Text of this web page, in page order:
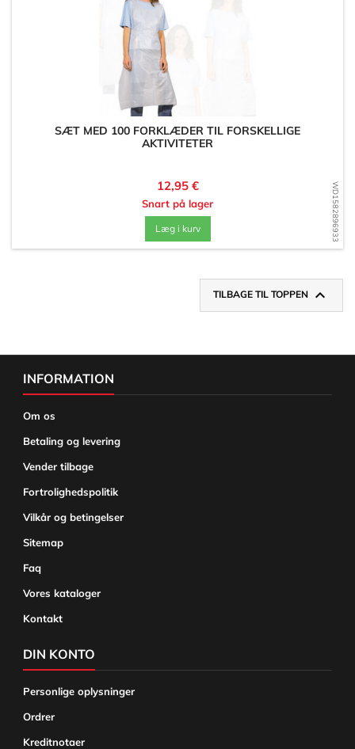
WD1582896933
SÆT MED 100 FORKLÆDER TIL FORSKELLIGE
AKTIVITETER
Pris
12,95 €
Snart på lager
Læg i kurv
TILBAGE TIL TOPPEN 
INFORMATION
Om os
Betaling og levering
Vender tilbage
Fortrolighedspolitik
Vilkår og betingelser
Sitemap
Faq
Vores kataloger
Kontakt
DIN KONTO
Personlige oplysninger
Ordrer
Kreditnotaer